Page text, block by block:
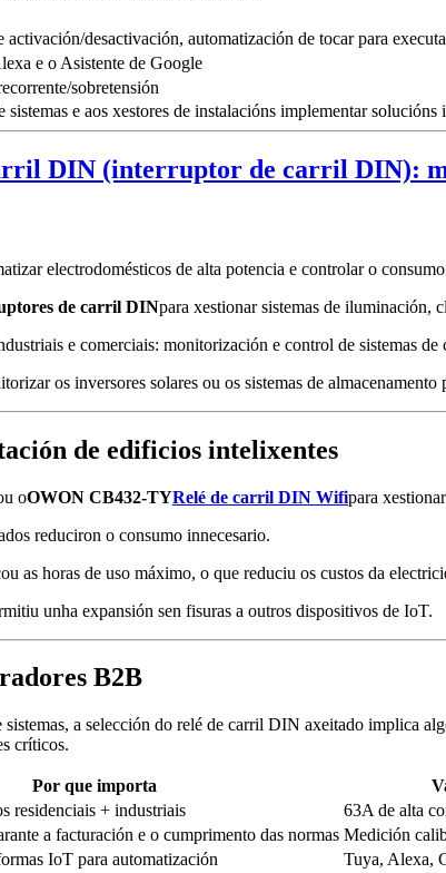
activación/desactivación, automatización de tocar para
e o Asistente de Google
sobretensión
sistemas e aos xestores de instalacións implementar
electrodomésticos de alta potencia e controlar o
de carril DINpara xestionar sistemas de iluminación,
e comerciais: monitorización e control de sistemas
os inversores solares ou os sistemas de
de edificios intelixentes
oOWON CB432-TYRelé de carril DIN Wifipara
reduciron o consumo innecesario.
as horas de uso máximo, o que reduciu os custos da
unha expansión sen fisuras a outros dispositivos de IoT.
B2B
a selección do relé de carril DIN axeitado implica
críticos.
Por que importa
residenciais + industriais
63A de alta
a facturación e o cumprimento das normas Medición
IoT para automatización
Tuya, Alexa,